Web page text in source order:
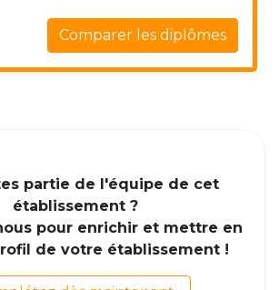
Comparer les diplômes
partie de l'équipe de cet
établissement ?
pour enrichir et mettre en
de votre établissement !